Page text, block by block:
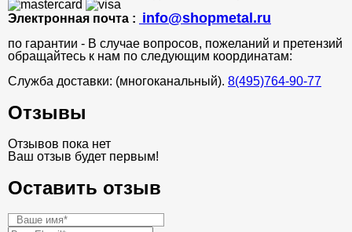
Электронная почта : info@shopmetal.ru
по гарантии - В случае вопросов, пожеланий и претензий
обращайтесь к нам по следующим координатам:
Служба доставки: (многоканальный). 8(495)764-90-77
Отзывы
Отзывов пока нет
Ваш отзыв будет первым!
Оставить отзыв